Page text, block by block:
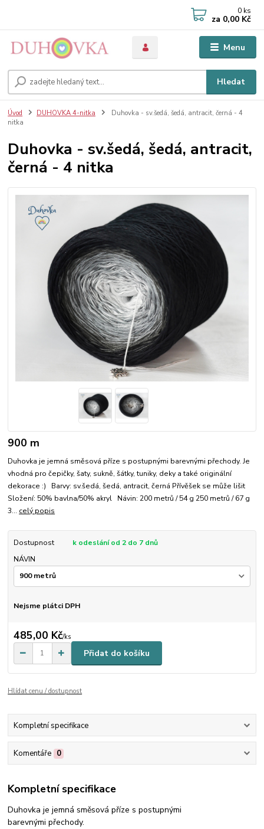
Menu
Hledat
0 ks
za 0,00 Kč
Úvod DUHOVKA 4-nitka
Duhovka - sv.šedá, šedá, antracit, černá - 4
nitka
Duhovka - sv.šedá, šedá, antracit,
černá - 4 nitka
900 m
Duhovka je jemná směsová příze s postupnými barevnými přechody. Je
vhodná pro čepičky, šaty, sukně, šátky, tuniky, deky a také originální
dekorace :) Barvy: sv.šedá, šedá, antracit, černá Přívěšek se může lišit
Složení: 50% bavlna/50% akryl Návin: 200 metrů / 54 g 250 metrů / 67 g
3... celý popis
Dostupnost
k odeslání od 2 do 7 dnů
NÁVIN
Nejsme plátci DPH
485,00 Kč/ks
Přidat do košíku
Hlídat cenu / dostupnost
Kompletní specifikace
Komentáře 0
Kompletní specifikace
Duhovka je jemná směsová příze s postupnými
barevnými přechody.